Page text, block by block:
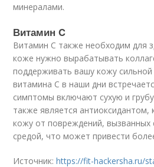
минералами.
Витамин C
Витамин C также необходим для
коже нужно вырабатывать
поддерживать вашу кожу
витамина С в наши дни
симптомы включают сухую и
также является
кожу от повреждений,
средой, что может привести
Источник:https://fit-hackersha.ru/